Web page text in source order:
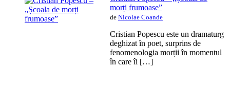
morți frumoase”
de Nicolae Coande
Cristian Popescu este un dramaturg
deghizat în poet, surprins de
fenomenologia morții în momentul
în care îi […]